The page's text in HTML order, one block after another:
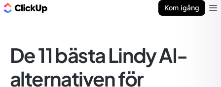
Kom igång
De 11 bästa Lindy AI-
alternativen för